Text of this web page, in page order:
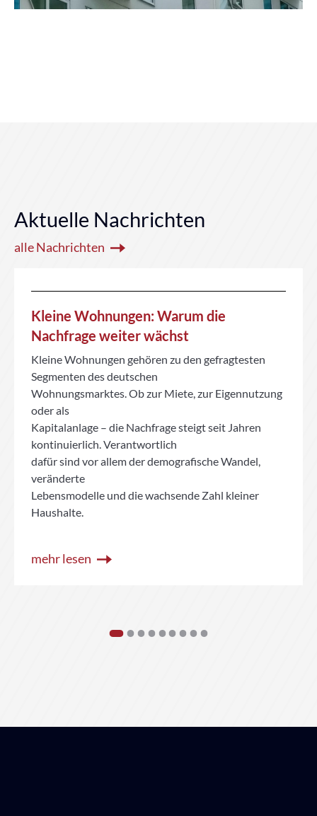
Aktuelle Nachrichten
alle Nachrichten
Kleine Wohnungen: Warum die
Nachfrage weiter wächst
Kleine Wohnungen gehören zu den gefragtesten
Segmenten des deutschen
Wohnungsmarktes. Ob zur Miete, zur Eigennutzung
oder als
Kapitalanlage – die Nachfrage steigt seit Jahren
kontinuierlich. Verantwortlich
dafür sind vor allem der demografische Wandel,
veränderte
Lebensmodelle und die wachsende Zahl kleiner
Haushalte.
mehr lesen
1 2 3 4 5 6 7 8 9